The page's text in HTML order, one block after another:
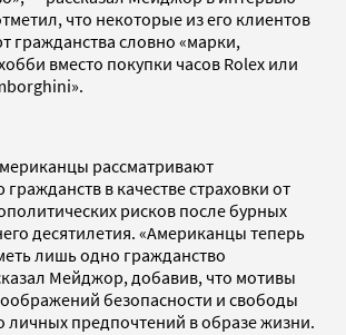
что некоторые из его клиентов
гражданства словно «марки,
вместо покупки часов Rolex или
рассматривают
в качестве страховки от
рисков после бурных
десятилетия. «Американцы теперь
лишь одно гражданство
Мейджор, добавив, что мотивы
безопасности и свободы
личных предпочтений в образе жизни.